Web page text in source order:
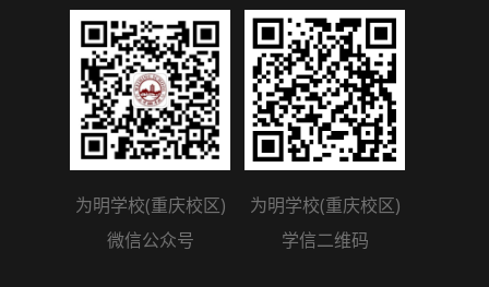
为明学校(重庆校区)
微信公众号
为明学校(重庆校区)
学信二维码